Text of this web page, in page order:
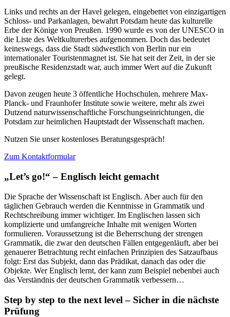
Links und rechts an der Havel gelegen, eingebettet von einzigartigen
Schloss- und Parkanlagen, bewahrt Potsdam heute das kulturelle
Erbe der Könige von Preußen. 1990 wurde es von der UNESCO in
die Liste des Weltkulturerbes aufgenommen. Doch das bedeutet
keineswegs, dass die Stadt südwestlich von Berlin nur ein
internationaler Touristenmagnet ist. Sie hat seit der Zeit, in der sie
preußische Residenzstadt war, auch immer Wert auf die Zukunft
gelegt.
Davon zeugen heute 3 öffentliche Hochschulen, mehrere Max-
Planck- und Fraunhofer Institute sowie weitere, mehr als zwei
Dutzend naturwissenschaftliche Forschungseinrichtungen, die
Potsdam zur heimlichen Hauptstadt der Wissenschaft machen.
Nutzen Sie unser kostenloses Beratungsgespräch!
Zum Kontaktformular
„Let’s go!“ – Englisch leicht gemacht
Die Sprache der Wissenschaft ist Englisch. Aber auch für den
täglichen Gebrauch werden die Kenntnisse in Grammatik und
Rechtschreibung immer wichtiger. Im Englischen lassen sich
komplizierte und umfangreiche Inhalte mit wenigen Worten
formulieren. Voraussetzung ist die Beherrschung der strengen
Grammatik, die zwar den deutschen Fällen entgegenläuft, aber bei
genauerer Betrachtung recht einfachen Prinzipien des Satzaufbaus
folgt: Erst das Subjekt, dann das Prädikat, danach das oder die
Objekte. Wer Englisch lernt, der kann zum Beispiel nebenbei auch
das Verständnis der deutschen Grammatik verbessern…
Step by step to the next level – Sicher in die nächste
Prüfung